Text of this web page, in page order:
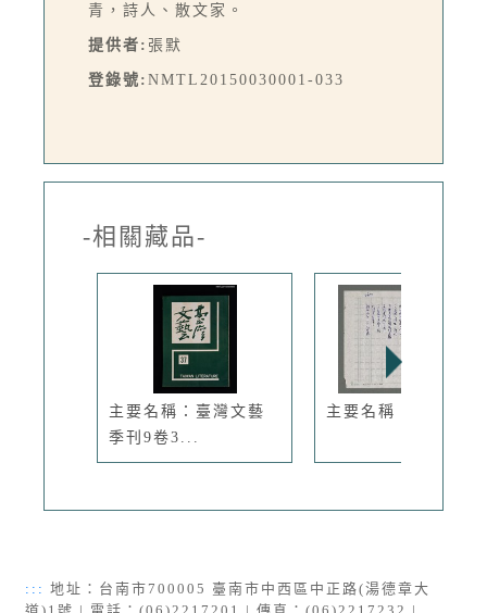
青，詩人、散文家。
提供者: 張默
登錄號: NMTL20150030001-033
-相關藏品-
主要名稱：臺灣文藝
季刊9卷3...
主要名稱：守望
::: 地址：台南市700005 臺南市中西區中正路(湯德章大